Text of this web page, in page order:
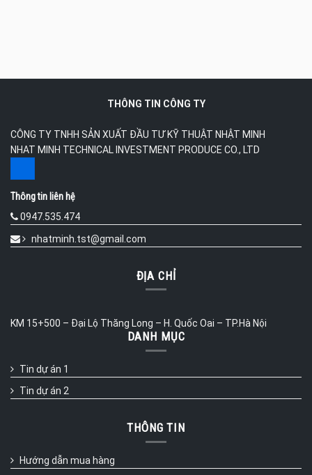
THÔNG TIN CÔNG TY
CÔNG TY TNHH SẢN XUẤT ĐẦU TƯ KỸ THUẬT NHẬT MINH
NHAT MINH TECHNICAL INVESTMENT PRODUCE CO., LTD
Thông tin liên hệ
0947.535.474
nhatminh.tst@gmail.com
ĐỊA CHỈ
KM 15+500 – Đại Lộ Thăng Long – H. Quốc Oai – TP.Hà Nội
DANH MỤC
Tin dự án 1
Tin dự án 2
THÔNG TIN
Hướng dẫn mua hàng